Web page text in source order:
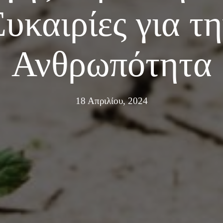
για
Ανθρωπότητα
18 Απριλίου, 2024